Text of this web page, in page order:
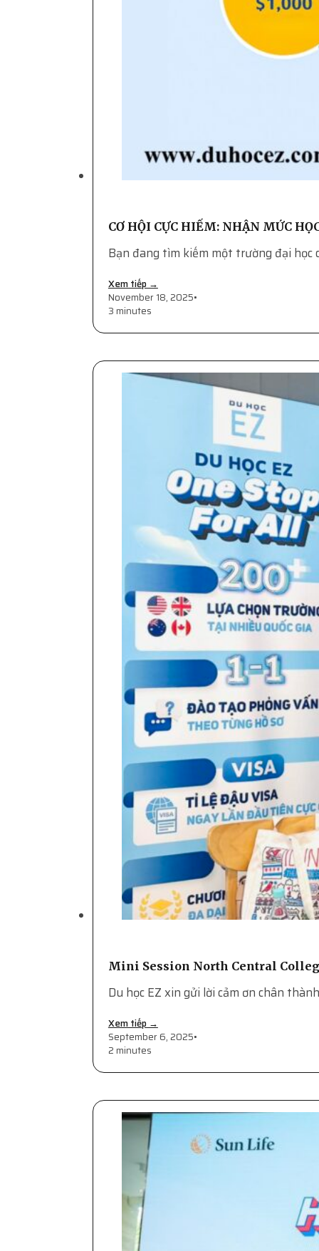
CƠ HỘI CỰC HIẾM: NHẬN MỨC
Bạn đang tìm kiếm một trường đại
Xem tiếp →
November 18, 2025•
3 minutes
Mini Session North Central
Du học EZ xin gửi lời cảm ơn chân
Xem tiếp →
September 6, 2025•
2 minutes